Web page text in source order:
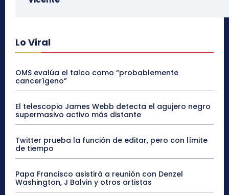
Lo Viral
OMS evalúa el talco como “probablemente
cancerígeno”
El telescopio James Webb detecta el agujero negro
supermasivo activo más distante
Twitter prueba la función de editar, pero con límite
de tiempo
Papa Francisco asistirá a reunión con Denzel
Washington, J Balvin y otros artistas